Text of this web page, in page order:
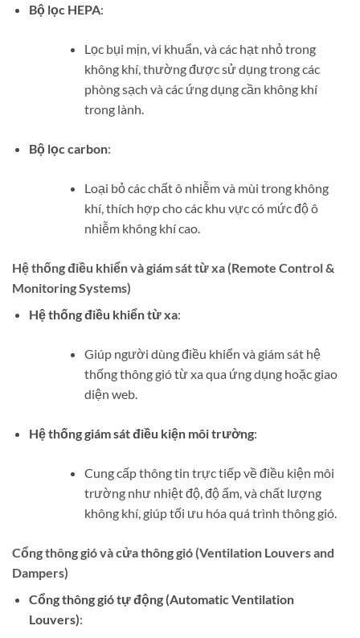
Bộ lọc HEPA:
Lọc bụi mịn, vi khuẩn, và các hạt nhỏ trong
không khí, thường được sử dụng trong các
phòng sạch và các ứng dụng cần không khí
trong lành.
Bộ lọc carbon:
Loại bỏ các chất ô nhiễm và mùi trong không
khí, thích hợp cho các khu vực có mức độ ô
nhiễm không khí cao.
Hệ thống điều khiển và giám sát từ xa (Remote Control &
Monitoring Systems)
Hệ thống điều khiển từ xa:
Giúp người dùng điều khiển và giám sát hệ
thống thông gió từ xa qua ứng dụng hoặc giao
diện web.
Hệ thống giám sát điều kiện môi trường:
Cung cấp thông tin trực tiếp về điều kiện môi
trường như nhiệt độ, độ ẩm, và chất lượng
không khí, giúp tối ưu hóa quá trình thông gió.
Cổng thông gió và cửa thông gió (Ventilation Louvers and
Dampers)
Cổng thông gió tự động (Automatic Ventilation
Louvers):